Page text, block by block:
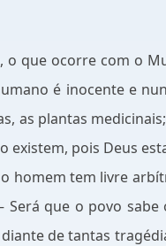
que ocorre com o
é inocente e
plantas
existem, pois Deus
homem tem livre
que o povo
de tantas